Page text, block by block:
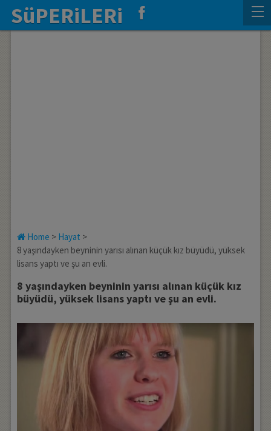
SüPERiLERi
Home > Hayat >
8 yaşındayken beyninin yarısı alınan küçük kız büyüdü, yüksek
lisans yaptı ve şu an evli.
8 yaşındayken beyninin yarısı alınan küçük kız
büyüdü, yüksek lisans yaptı ve şu an evli.